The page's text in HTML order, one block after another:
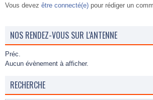
Vous devez être connecté(e) pour rédiger un
NOS RENDEZ-VOUS SUR L'ANTENNE
Préc.
Aucun évènement à afficher.
RECHERCHE